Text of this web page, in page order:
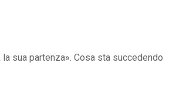
sua partenza». Cosa sta succedendo